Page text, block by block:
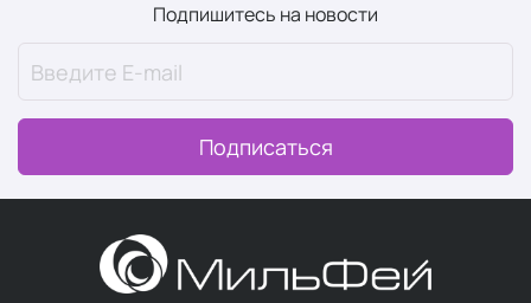
Подпишитесь на новости
Подписаться